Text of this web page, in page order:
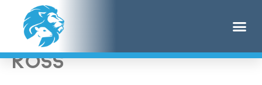
Étiquette :
Ross